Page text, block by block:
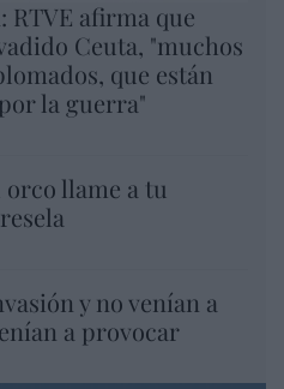
RTVE afirma que
Ceuta, "muchos
que están
la guerra"
orco llame a tu
y no venían a
a provocar